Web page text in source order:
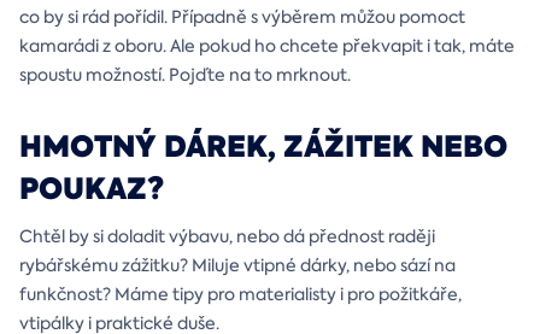
co by si rád pořídil. Případně s výběrem můžou pomoct
kamarádi z oboru. Ale pokud ho chcete překvapit i tak, máte
spoustu možností. Pojďte na to mrknout.
HMOTNÝ DÁREK, ZÁŽITEK NEBO
POUKAZ?
Chtěl by si doladit výbavu, nebo dá přednost raději
rybářskému zážitku? Miluje vtipné dárky, nebo sází na
funkčnost? Máme tipy pro materialisty i pro požitkáře,
vtipálky i praktické duše.